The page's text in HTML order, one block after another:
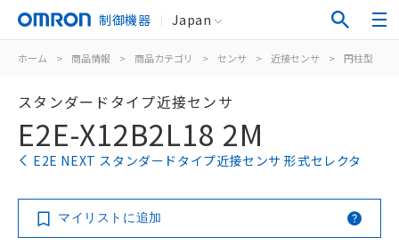
制御機器 Japan
ホーム > 商品情報 > 商品カテゴリ > センサ > 近接センサ > 円柱型
スタンダードタイプ近接センサ
E2E-X12B2L18 2M
E2E NEXT スタンダードタイプ近接センサ 形式セレクタ
マイリストに追加